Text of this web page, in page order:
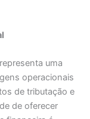
uma
operacionais
de tributação e
de oferecer